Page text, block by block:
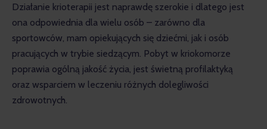
Działanie krioterapii jest naprawdę szerokie i dlatego jest
ona odpowiednia dla wielu osób – zarówno dla
sportowców, mam opiekujących się dziećmi, jak i osób
pracujących w trybie siedzącym. Pobyt w kriokomorze
poprawia ogólną jakość życia, jest świetną profilaktyką
oraz wsparciem w leczeniu różnych dolegliwości
zdrowotnych.